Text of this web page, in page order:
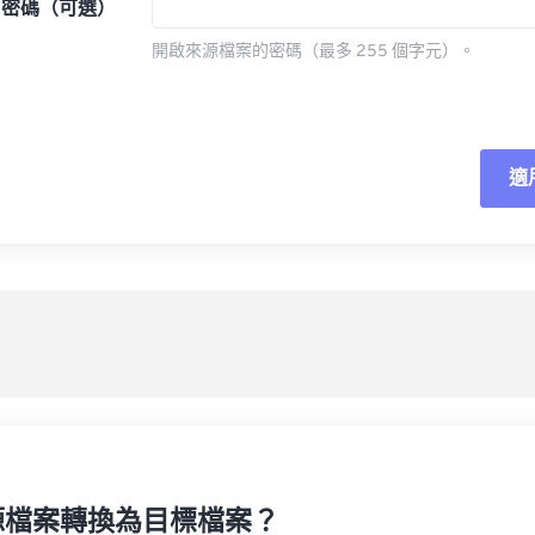
密碼（可選）
開啟來源檔案的密碼（最多 255 個字元）。
適
案轉換為目標檔案？